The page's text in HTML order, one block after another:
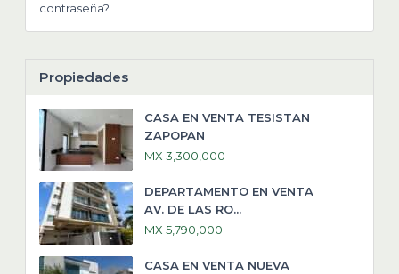
contraseña?
Propiedades
CASA EN VENTA TESISTAN
ZAPOPAN
MX 3,300,000
DEPARTAMENTO EN VENTA
AV. DE LAS RO...
MX 5,790,000
CASA EN VENTA NUEVA